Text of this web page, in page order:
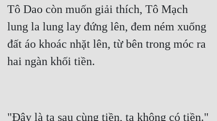
Tô Dao còn muốn giải thích, Tô Mạch
lung la lung lay đứng lên, đem ném xuống
đất áo khoác nhặt lên, từ bên trong móc ra
hai ngàn khối tiền.
"Đây là ta sau cùng tiền, ta không có tiền."